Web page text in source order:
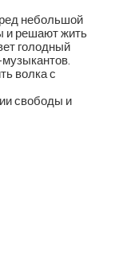
небольшой
и решают жить
голодный
волка с
свободы и